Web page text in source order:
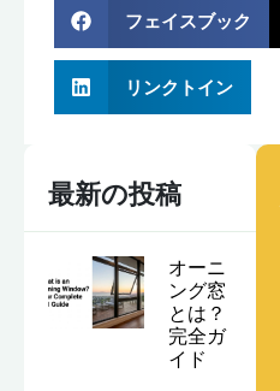
フェイスブック
リンクトイン
最新の投稿
オーニ
ング窓
とは？
完全ガ
イド